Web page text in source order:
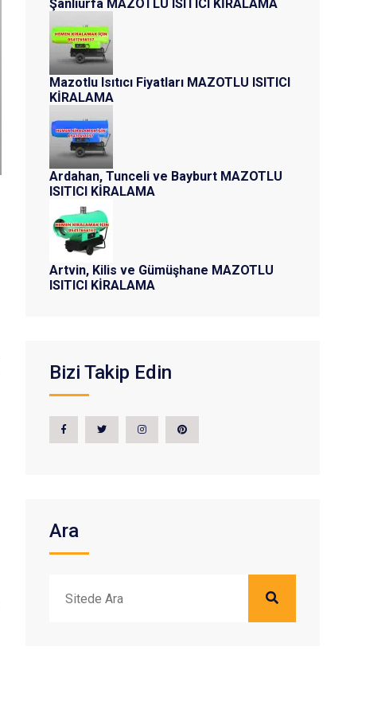
Şanlıurfa MAZOTLU ISITICI KİRALAMA
Mazotlu Isıtıcı Fiyatları MAZOTLU ISITICI
KİRALAMA
Ardahan, Tunceli ve Bayburt MAZOTLU
ISITICI KİRALAMA
Artvin, Kilis ve Gümüşhane MAZOTLU
ISITICI KİRALAMA
Bizi Takip Edin
Ara